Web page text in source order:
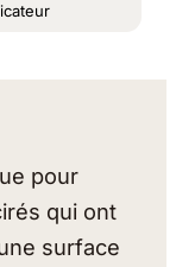
pour
qui ont
surface